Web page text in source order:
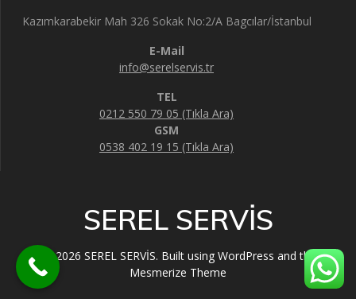
Kazımkarabekir Mah 326 Sokak No:2/A Bagcılar/İstanbul
E-Mail
info@serelservis.tr
TEL
0212 550 79 05 (Tıkla Ara)
GSM
0538 402 19 15 (Tıkla Ara)
SEREL SERVİS
© 2026 SEREL SERVİS. Built using WordPress and the
Mesmerize Theme